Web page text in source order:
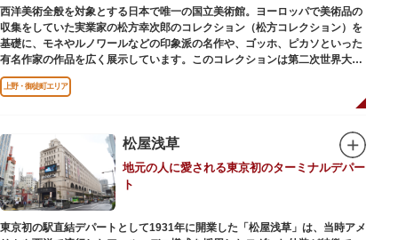
西洋美術全般を対象とする日本で唯一の国立美術館。ヨーロッパで美術品の
収集をしていた実業家の松方幸次郎のコレクション（松方コレクション）を
基礎に、モネやルノワールなどの印象派の名作や、ゴッホ、ピカソといった
有名作家の作品を広く展示しています。このコレクションは第二次世界大戦
中にフランス政府に接収され、戦後に専用の美術館を創設することを条件に
日本へ寄贈返還されました。
もの。「ル・コルビュジエの建築作品－近代建築運動への顕著な貢献－」の
構成資産の一つとして東京初の世界文化遺産に登録されています。前庭にも
ロダンの彫刻が展示されており、散策しながら美術鑑賞を楽しめるのも魅力
のひとつ。 ボランティア・スタッフと一緒に鑑賞する「美術トーク」や、解
説を聞きながら本館や前庭を一緒に歩く「建築ツアー」など、初めての来館
でも気軽に楽しめるプログラムも用意されています。
上野・御徒町エリア
松屋浅草
地元の人に愛される東京初のターミナルデパー
ト
東京初の駅直結デパートとして1931年に開業した「松屋浅草」は、当時アメ